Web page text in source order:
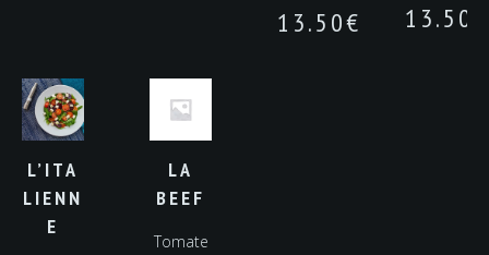
13.50
13.50€
L’ITA
LIENN
E
LA
BEEF
Tomate